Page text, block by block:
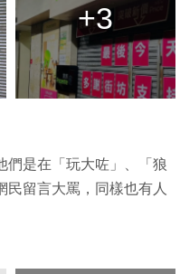
+3
們是在「玩大咗」、「狼
留言大罵，同樣也有人